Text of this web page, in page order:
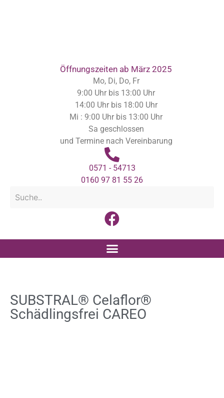
Öffnungszeiten ab März 2025
Mo, Di, Do, Fr
9:00 Uhr bis 13:00 Uhr
14:00 Uhr bis 18:00 Uhr
Mi : 9:00 Uhr bis 13:00 Uhr
Sa geschlossen
und Termine nach Vereinbarung
0571 - 54713
0160 97 81 55 26
SUBSTRAL® Celaflor®
Schädlingsfrei CAREO